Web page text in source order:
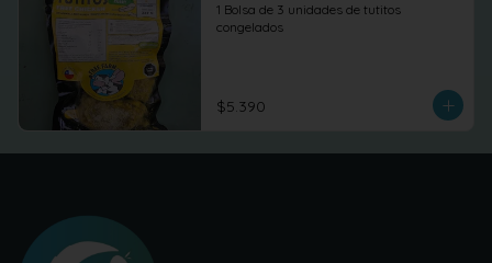
1 Bolsa de 3 unidades de tutitos
congelados
$5.390